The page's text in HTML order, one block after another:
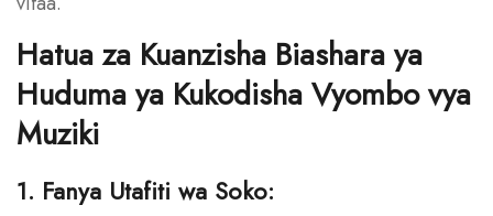
Hatua za Kuanzisha Biashara ya
Huduma ya Kukodisha Vyombo vya
Muziki
1. Fanya Utafiti wa Soko: